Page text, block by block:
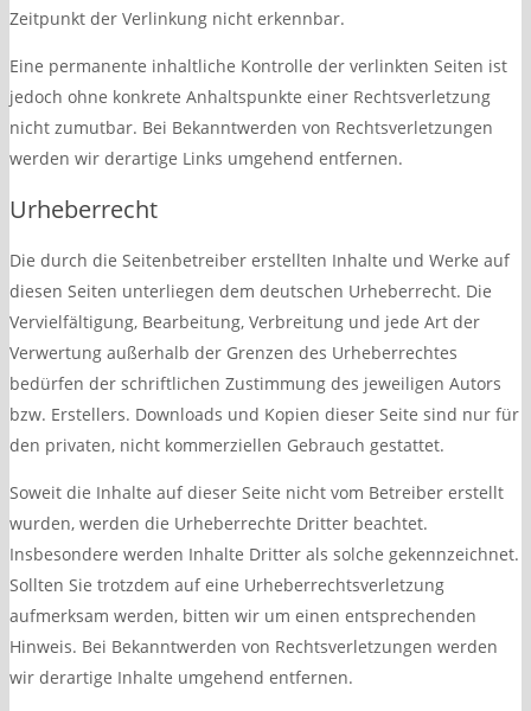
Zeitpunkt der Verlinkung nicht erkennbar.
Eine permanente inhaltliche Kontrolle der verlinkten Seiten ist
jedoch ohne konkrete Anhaltspunkte einer Rechtsverletzung
nicht zumutbar. Bei Bekanntwerden von Rechtsverletzungen
werden wir derartige Links umgehend entfernen.
Urheberrecht
Die durch die Seitenbetreiber erstellten Inhalte und Werke auf
diesen Seiten unterliegen dem deutschen Urheberrecht. Die
Vervielfältigung, Bearbeitung, Verbreitung und jede Art der
Verwertung außerhalb der Grenzen des Urheberrechtes
bedürfen der schriftlichen Zustimmung des jeweiligen Autors
bzw. Erstellers. Downloads und Kopien dieser Seite sind nur für
den privaten, nicht kommerziellen Gebrauch gestattet.
Soweit die Inhalte auf dieser Seite nicht vom Betreiber erstellt
wurden, werden die Urheberrechte Dritter beachtet.
Insbesondere werden Inhalte Dritter als solche gekennzeichnet.
Sollten Sie trotzdem auf eine Urheberrechtsverletzung
aufmerksam werden, bitten wir um einen entsprechenden
Hinweis. Bei Bekanntwerden von Rechtsverletzungen werden
wir derartige Inhalte umgehend entfernen.